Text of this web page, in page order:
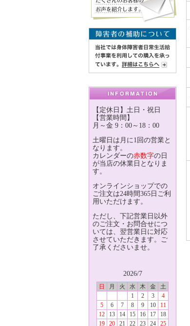
【定休日】土日・祝日
【営業時間】
月～金 9：00～18：00
土曜日は月に1回の営業と
なります。
カレンダーの赤数字の日
が当店の休業日となりま
す。
オンラインショップでの
ご注文は24時間365日ご利
用いただけます。
ただし、下記営業日以外
のご注文・お問合せにつ
いては、翌営業日に対応
させていただきます。ご
了承くださいませ。
2026/7
日 月 火 水 木 金
土
1
2 3
4
5
6 7 8 9 10
11
12
13 14 15 16 17
18
19
20 21 22 23 24 25